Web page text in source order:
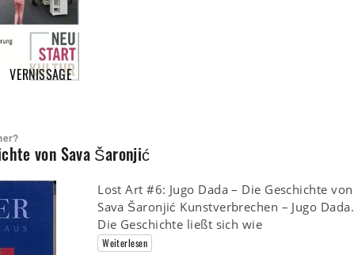
VERNISSAGE
von Sava Šaronjić
Lost Art #6: Jugo Dada – Die Geschichte von
Sava Šaronjić Kunstverbrechen – Jugo Dada.
Die Geschichte ließt sich wie
Weiterlesen